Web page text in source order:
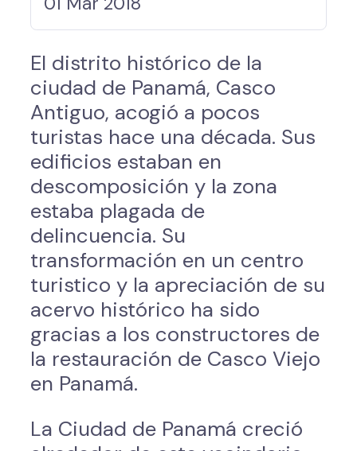
El distrito histórico de la
ciudad de Panamá, Casco
Antiguo, acogió a pocos
turistas hace una década. Sus
edificios estaban en
descomposición y la zona
estaba plagada de
delincuencia. Su
transformación en un centro
turistico y la apreciación de su
acervo histórico ha sido
gracias a los constructores de
la restauración de Casco Viejo
en Panamá.
La Ciudad de Panamá creció